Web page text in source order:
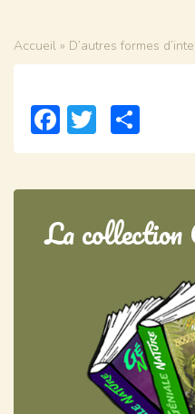
Accueil » D’autres formes
Facebook
Twitter
La